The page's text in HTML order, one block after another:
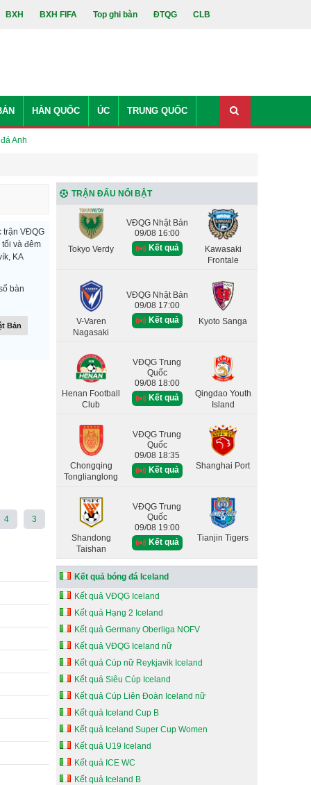
BXH BXH FIFA Top ghi bàn ĐTQG CLB
HÀN QUỐC ÚC TRUNG QUỐC
Anh
trận VĐQG
và đêm
KA
bàn
Bản
4 3
TRẬN ĐẤU NỔI BẬT
Tokyo Verdy
VĐQG Nhật Bản
09/08 16:00
Kết quả
Kawasaki
Frontale
V-Varen
Nagasaki
VĐQG Nhật Bản
09/08 17:00
Kết quả
Kyoto Sanga
Henan Football
Club
VĐQG Trung
Quốc
09/08 18:00
Kết quả
Qingdao Youth
Island
Chongqing
Tonglianglong
VĐQG Trung
Quốc
09/08 18:35
Kết quả
Shanghai Port
Shandong
Taishan
VĐQG Trung
Quốc
09/08 19:00
Kết quả
Tianjin Tigers
Kết quả bóng đá Iceland
Kết quả VĐQG Iceland
Kết quả Hạng 2 Iceland
Kết quả Germany Oberliga NOFV
Kết quả VĐQG Iceland nữ
Kết quả Cúp nữ Reykjavik Iceland
Kết quả Siêu Cúp Iceland
Kết quả Cúp Liên Đoàn Iceland nữ
Kết quả Iceland Cup B
Kết quả Iceland Super Cup Women
Kết quả U19 Iceland
Kết quả ICE WC
Kết quả Iceland B